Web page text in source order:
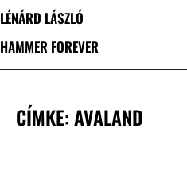
LÉNÁRD LÁSZLÓ
HAMMER FOREVER
CÍMKE: AVALAND